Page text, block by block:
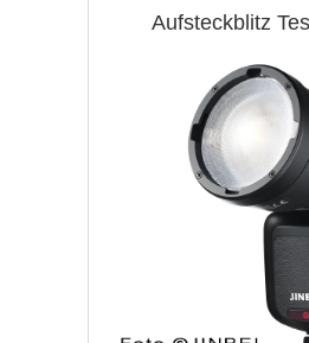
Aufsteckblitz